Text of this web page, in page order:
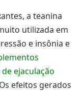
a teanina
utilizada em
e insônia e
ejaculação
efeitos gerados